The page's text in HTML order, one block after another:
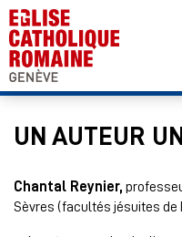
UN AUTEUR
Chantal Reynier,
Sèvres (facultés jésuites de